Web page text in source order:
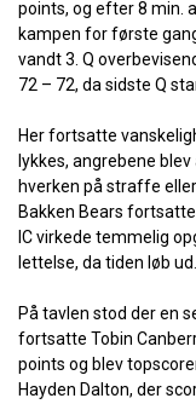
points, og efter 8 min.
kampen for første
vandt 3. Q
72 – 72, da sidste Q
Her fortsatte
lykkes, angrebene
hverken på straffe
Bakken Bears
IC virkede temmelig
lettelse, da tiden løb ud.
På tavlen stod der en
fortsatte Tobin
points og blev
Hayden Dalton, der